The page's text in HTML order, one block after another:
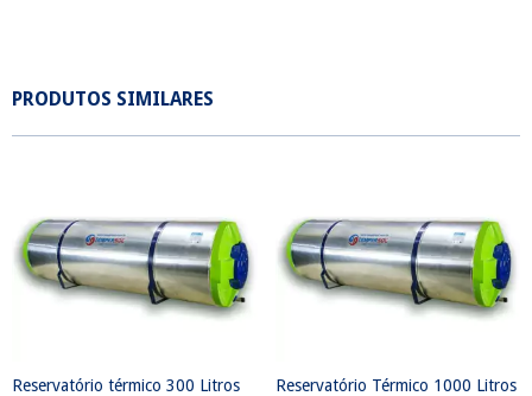
PRODUTOS SIMILARES
Reservatório térmico 300 Litros
Reservatório Térmico 1000 Litros